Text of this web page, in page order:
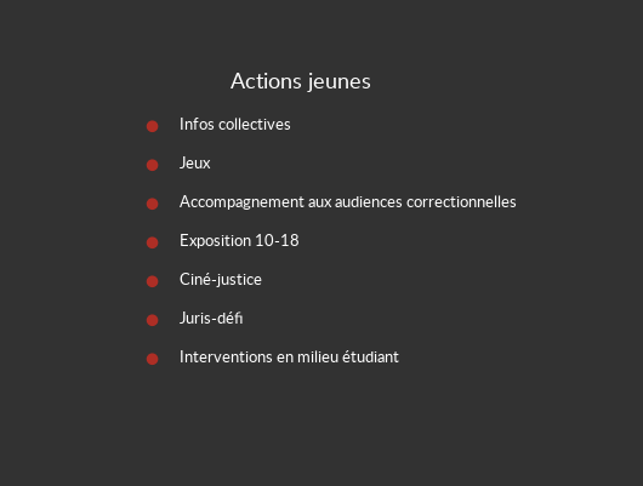
Actions jeunes
Infos collectives
Jeux
Accompagnement aux audiences correctionnelles
Exposition 10-18
Ciné-justice
Juris-défi
Interventions en milieu étudiant